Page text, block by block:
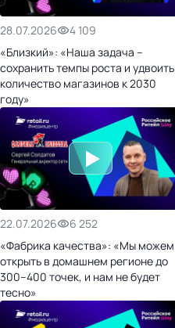
28.07.2026
4 109
«Близкий»: «Наша задача –
сохранить темпы роста и удвоить
количество магазинов к 2030
году»
22.07.2026
6 252
«Фабрика качества»: «Мы можем
открыть в домашнем регионе до
300–400 точек, и нам не будет
тесно»